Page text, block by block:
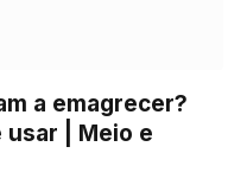
a emagrecer?
usar | Meio e